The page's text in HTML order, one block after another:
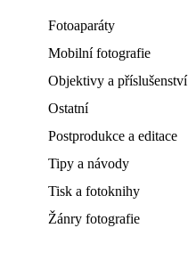
Fotoaparáty
Mobilní fotografie
Objektivy a příslušenství
Ostatní
Postprodukce a editace
Tipy a návody
Tisk a fotoknihy
Žánry fotografie